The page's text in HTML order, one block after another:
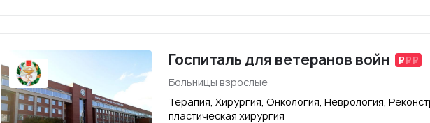
Госпиталь для ветеранов войн
Больницы взрослые
Терапия, Хирургия, Онкология, Неврология,
пластическая хирургия